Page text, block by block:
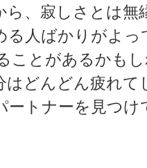
、寂しさとは無
る人ばかりがよ
ことがあるかも
はどんどん疲れ
ートナーを見つ